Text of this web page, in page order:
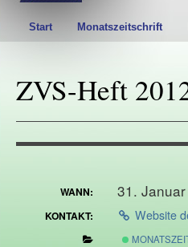
Start Monatszeitschrift
ZVS-Heft
WANN: 31.
KONTAKT: Website